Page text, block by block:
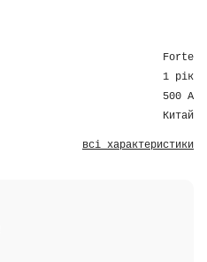
Forte
1 рік
500 A
Китай
всі характеристики